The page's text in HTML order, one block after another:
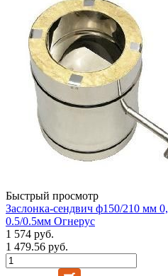
Быстрый просмотр
Заслонка-сендвич ф150/210 мм
0.5/0.5мм Огнерус
1 574 руб.
1 479.56 руб.